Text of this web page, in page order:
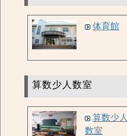
体育館
算数少人数室
算数少人
数室